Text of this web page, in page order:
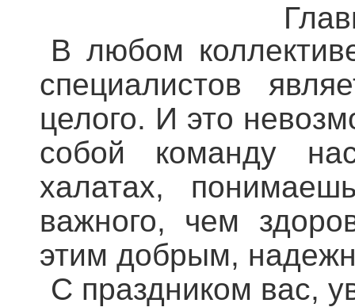
В любом
специалистов
целого. И это
собой команду
халатах,
важного, чем
этим добрым,
С праздником вас,